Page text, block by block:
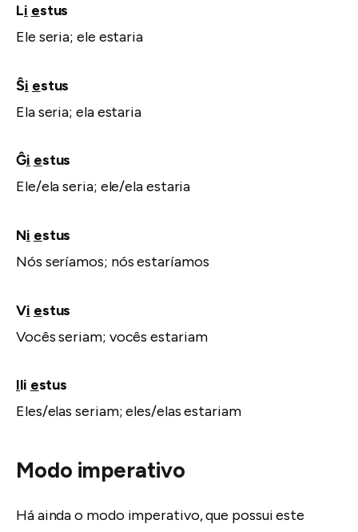
Li estus
Ele seria; ele estaria
Ŝi estus
Ela seria; ela estaria
Ĝi estus
Ele/ela seria; ele/ela estaria
Ni estus
Nós seríamos; nós estaríamos
Vi estus
Vocês seriam; vocês estariam
Ili estus
Eles/elas seriam; eles/elas estariam
Modo imperativo
Há ainda o modo imperativo, que possui este